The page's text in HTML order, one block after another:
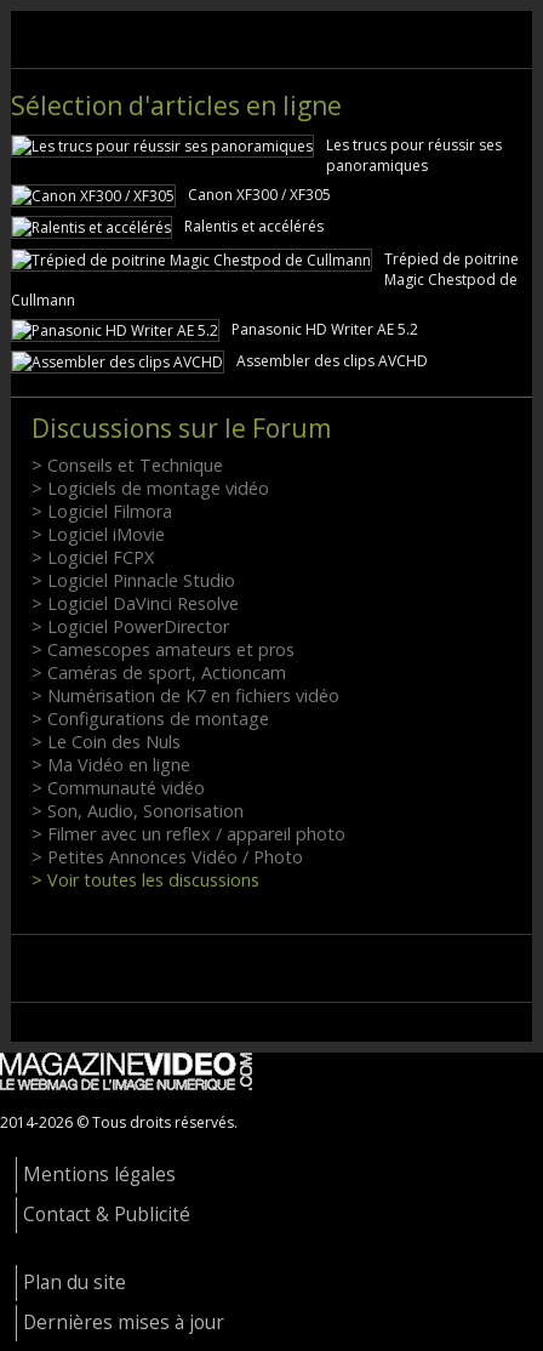
Sélection d'articles en ligne
Les trucs pour réussir ses
panoramiques
Canon XF300 / XF305
Ralentis et accélérés
Trépied de poitrine
Magic Chestpod de
Cullmann
Panasonic HD Writer AE 5.2
Assembler des clips AVCHD
Discussions sur le Forum
> Conseils et Technique
> Logiciels de montage vidéo
> Logiciel Filmora
> Logiciel iMovie
> Logiciel FCPX
> Logiciel Pinnacle Studio
> Logiciel DaVinci Resolve
> Logiciel PowerDirector
> Camescopes amateurs et pros
> Caméras de sport, Actioncam
> Numérisation de K7 en fichiers vidéo
> Configurations de montage
> Le Coin des Nuls
> Ma Vidéo en ligne
> Communauté vidéo
> Son, Audio, Sonorisation
> Filmer avec un reflex / appareil photo
> Petites Annonces Vidéo / Photo
> Voir toutes les discussions
2014-2026 © Tous droits réservés.
Mentions légales
Contact & Publicité
Plan du site
Dernières mises à jour